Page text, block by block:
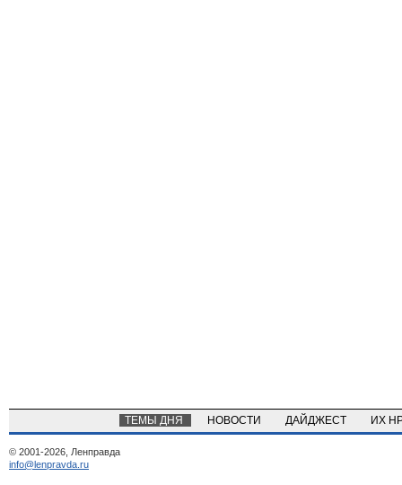
ТЕМЫ ДНЯ НОВОСТИ ДАЙДЖЕСТ ИХ
© 2001-2026, Ленправда
info@lenpravda.ru